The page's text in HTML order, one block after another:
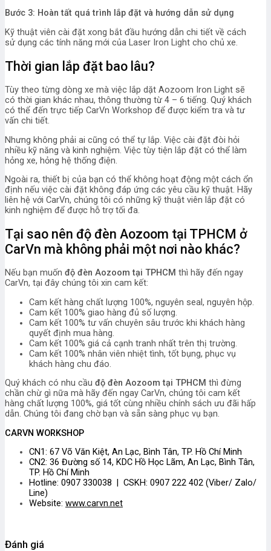
Bước 3: Hoàn tất quá trình lắp đặt và hướng dẫn sử dụng
Kỹ thuật viên cài đặt xong bắt đầu hướng dẫn chi tiết về cách
sử dụng các tính năng mới của Laser Iron Light cho chủ xe.
Thời gian lắp đặt bao lâu?
Tùy theo từng dòng xe mà việc lắp dặt Aozoom Iron Light sẽ
có thời gian khác nhau, thông thường từ 4 – 6 tiếng. Quý khách
có thể đến trực tiếp CarVn Workshop để được kiểm tra và tư
vấn chi tiết.
Nhưng không phải ai cũng có thể tự lắp. Việc cài đặt đòi hỏi
nhiều kỹ năng và kinh nghiệm. Việc tùy tiện lắp đặt có thể làm
hỏng xe, hỏng hệ thống điện.
Ngoài ra, thiết bị của bạn có thể không hoạt động một cách ổn
định nếu việc cài đặt không đáp ứng các yêu cầu kỹ thuật. Hãy
liên hệ với CarVn, chúng tôi có những kỹ thuật viên lắp đặt có
kinh nghiệm để được hỗ trợ tối đa.
Tại sao nên độ đèn Aozoom tại TPHCM ở
CarVn mà không phải một nơi nào khác?
Nếu bạn muốn độ đèn Aozoom tại TPHCM thì hãy đến ngay
CarVn, tại đây chúng tôi xin cam kết:
Cam kết hàng chất lượng 100%, nguyên seal, nguyên hộp.
Cam kết 100% giao hàng đủ số lượng.
Cam kết 100% tư vấn chuyên sâu trước khi khách hàng
quyết định mua hàng.
Cam kết 100% giá cả cạnh tranh nhất trên thị trường.
Cam kết 100% nhân viên nhiệt tình, tốt bụng, phục vụ
khách hàng chu đáo.
Quý khách có nhu cầu độ đèn Aozoom tại TPHCM thì đừng
chần chừ gì nữa mà hãy đến ngay CarVn, chúng tôi cam kết
hàng chất lượng 100%, giá tốt cùng nhiều chính sách ưu đãi hấp
dẫn. Chúng tôi đang chờ bạn và sẵn sàng phục vụ bạn.
CARVN WORKSHOP
CN1: 67 Võ Văn Kiệt, An Lạc, Bình Tân, TP. Hồ Chí Minh
CN2: 36 Đường số 14, KDC Hồ Học Lãm, An Lạc, Bình Tân,
TP. Hồ Chí Minh
Hotline: 0907 330038 | CSKH: 0907 222 402 (Viber/ Zalo/
Line)
Website: www.carvn.net
Đánh giá